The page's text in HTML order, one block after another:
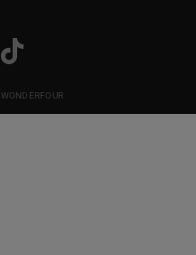
WONDERFOUR